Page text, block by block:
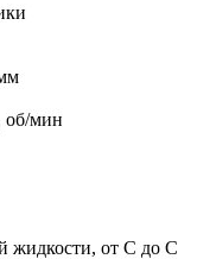
об/мин
жидкости, от С до С